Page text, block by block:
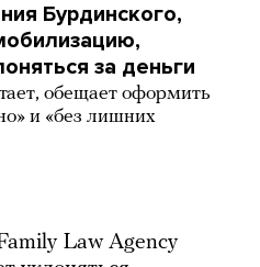
Бурдинского,
за деньги
обещает оформить
и «без лишних
Law Agency